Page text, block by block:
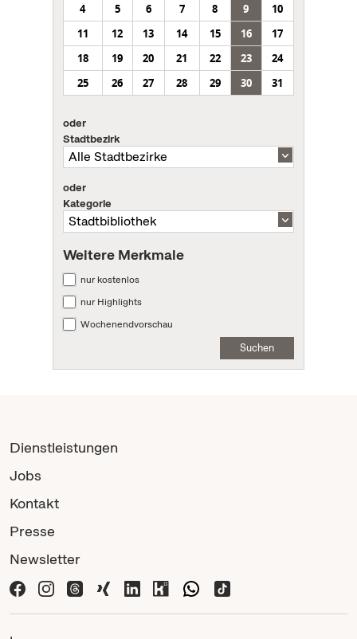
4
5 6 7 8 9
10
11
12 13 14 15 16
17
18
19 20 21 22 23
24
25
26 27 28 29 30 31
oder
Stadtbezirk
oder
Kategorie
Weitere Merkmale
nur kostenlos
nur Highlights
Wochenendvorschau
Suchen
Dienstleistungen
Jobs
Kontakt
Presse
Newsletter